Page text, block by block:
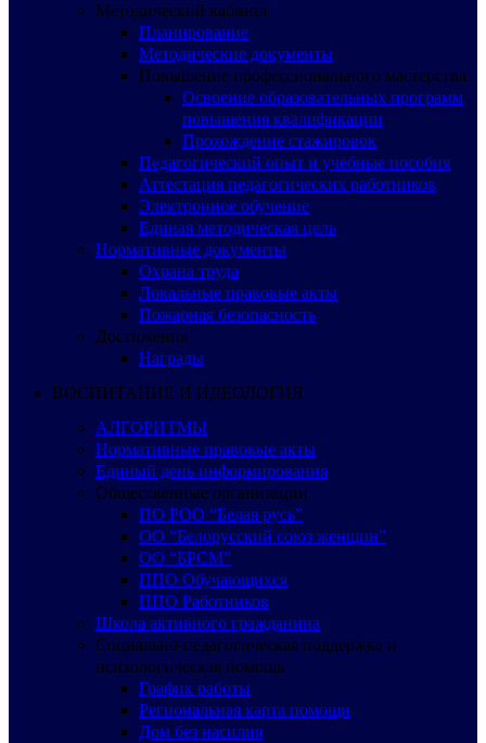
Методический кабинет
Планирование
Методические документы
Повышение профессионального мастерства
Освоение образовательных программ
повышения квалификации
Прохождение стажировок
Педагогический опыт и учебные пособия
Аттестация педагогических работников
Электронное обучение
Единая методическая цель
Нормативные документы
Охрана труда
Локальные правовые акты
Пожарная безопасность
Достижения
Награды
ВОСПИТАНИЕ И ИДЕОЛОГИЯ
АЛГОРИТМЫ
Нормативные правовые акты
Единый день информирования
Общественные организации
ПО РОО “Белая русь”
ОО “Белорусский союз женщин”
ОО “БРСМ”
ППО Обучающихся
ППО Работников
Школа активного гражданина
Социально-педагогическая поддержка и
психологическая помощь
График работы
Региональная карта помощи
Дом без насилия